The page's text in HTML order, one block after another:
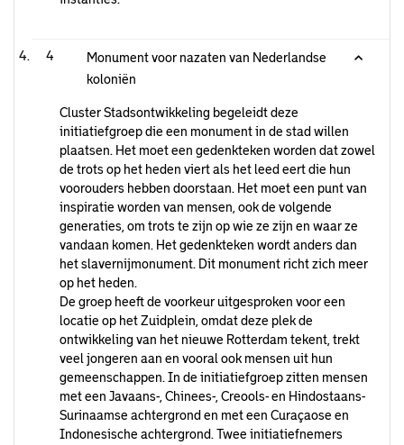
4
Monument voor nazaten van Nederlandse
koloniën
Cluster Stadsontwikkeling begeleidt deze
initiatiefgroep die een monument in de stad willen
plaatsen. Het moet een gedenkteken worden dat zowel
de trots op het heden viert als het leed eert die hun
voorouders hebben doorstaan. Het moet een punt van
inspiratie worden van mensen, ook de volgende
generaties, om trots te zijn op wie ze zijn en waar ze
vandaan komen. Het gedenkteken wordt anders dan
het slavernijmonument. Dit monument richt zich meer
op het heden.
De groep heeft de voorkeur uitgesproken voor een
locatie op het Zuidplein, omdat deze plek de
ontwikkeling van het nieuwe Rotterdam tekent, trekt
veel jongeren aan en vooral ook mensen uit hun
gemeenschappen. In de initiatiefgroep zitten mensen
met een Javaans-, Chinees-, Creools- en Hindostaans-
Surinaamse achtergrond en met een Curaçaose en
Indonesische achtergrond. Twee initiatiefnemers